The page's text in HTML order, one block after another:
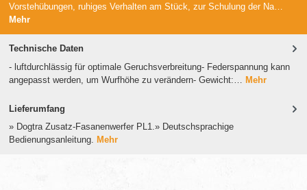
Vorstehübungen, ruhiges Verhalten am Stück, zur Schulung der Na…
Mehr
Technische Daten
- luftdurchlässig für optimale Geruchsverbreitung- Federspannung kann
angepasst werden, um Wurfhöhe zu verändern- Gewicht:… Mehr
Lieferumfang
» Dogtra Zusatz-Fasanenwerfer PL1.» Deutschsprachige
Bedienungsanleitung.
Mehr